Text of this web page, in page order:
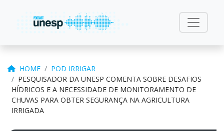
HOME
POD IRRIGAR
PESQUISADOR DA UNESP COMENTA SOBRE DESAFIOS
HÍDRICOS E A NECESSIDADE DE MONITORAMENTO DE
CHUVAS PARA OBTER SEGURANÇA NA AGRICULTURA
IRRIGADA